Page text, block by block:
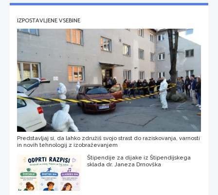
IZPOSTAVLJENE VSEBINE
Predstavljaj si, da lahko združiš svojo strast do raziskovanja, varnosti
in novih tehnologij z izobraževanjem
Štipendije za dijake iz Štipendijskega
sklada dr. Janeza Drnovška